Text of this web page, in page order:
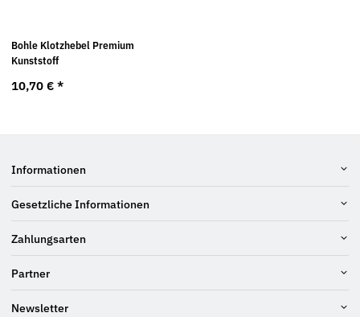
Bohle Klotzhebel Premium
Kunststoff
10,70 € *
Informationen
Gesetzliche Informationen
Zahlungsarten
Partner
Newsletter